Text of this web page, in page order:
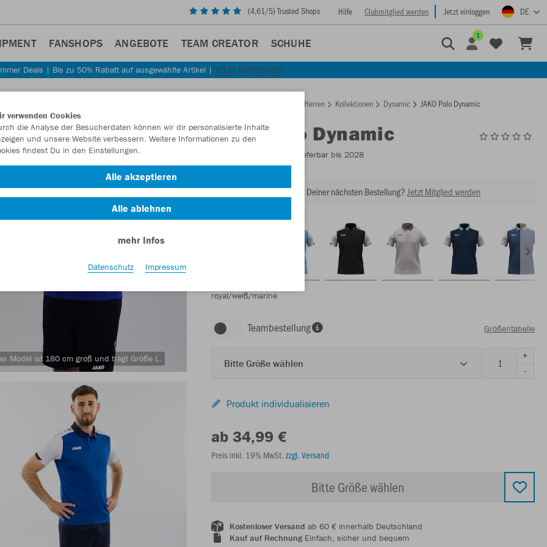
(4,61/5) Trusted Shops Hilfe Clubmitglied werden Jetzt einloggen DE
FANSHOPS ANGEBOTE TEAM CREATOR SCHUHE
1
Deals | Bis zu 50% Rabatt auf ausgewählte Artikel | JETZT ENTDECKEN
Model ist 180 cm groß und trägt Größe L.
Herren Kollektionen Dynamic JAKO Polo Dynamic
JAKOPolo Dynamic
- Lieferbar bis 2028
Lust auf 30% Rabatt bei Deiner nächsten Bestellung? Jetzt Mitglied werden
royal/weiß/marine
Teambestellung Größentabelle
Bitte Größe wählen
+
-
Produkt individualisieren
ab 34,99 €
Preis inkl. 19% MwSt. zzgl. Versand
Bitte Größe wählen
Kostenloser Versand ab 60 € innerhalb Deutschland
Kauf auf RechnungEinfach, sicher und bequem
verwenden Cookies
die Analyse der Besucherdaten können wir dir personalisierte Inhalte
und unsere Website verbessern. Weitere Informationen zu den
findest Du in den Einstellungen.
Alle akzeptieren
Alle ablehnen
mehr Infos
Datenschutz Impressum